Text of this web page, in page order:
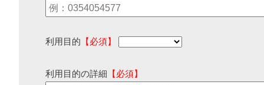
利用目的 【必須】
利用目的の詳細 【必須】